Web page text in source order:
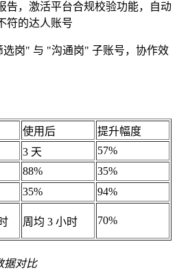
告，激活平台合规校验功能，自动
符的达人账号
选岗" 与 "沟通岗" 子账号，协作效
使用后
提升幅度
3 天
57%
88%
35%
35%
94%
周均 3 小时 70%
据对比